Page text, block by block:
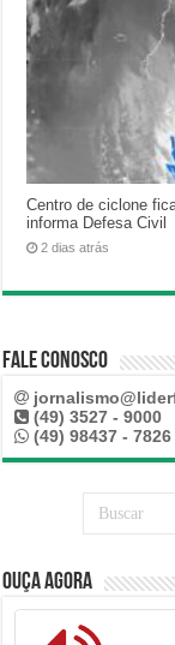
Centro de ciclone
informa Defesa Civil
2 dias atrás
Fale Conosco
(49) 3527 - 9000
(49) 98437 - 7826
Ouça Agora